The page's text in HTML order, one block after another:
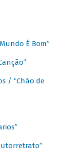
É Bom”
/ “Chão de